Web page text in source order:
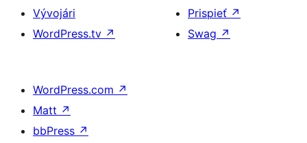
Vývojári
WordPress.tv ↗
Prispieť ↗
Swag ↗
WordPress.com ↗
Matt ↗
bbPress ↗